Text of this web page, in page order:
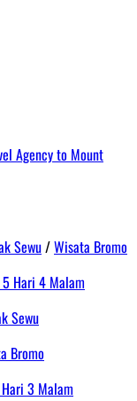
Agency to Mount
Sewu/Wisata Bromo
5 Hari 4 Malam
Bromo
3 Malam